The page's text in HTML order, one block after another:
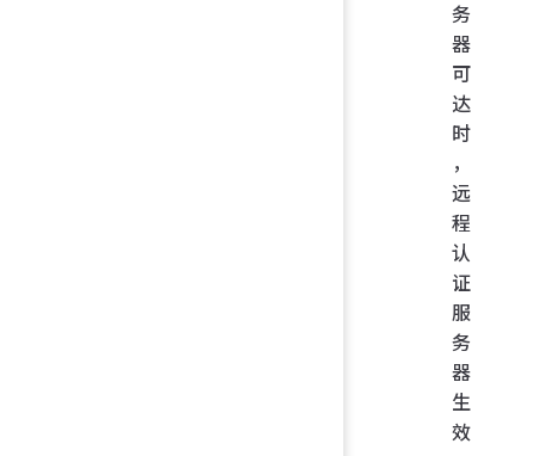
务
器
可
达
时
，
远
程
认
证
服
务
器
生
效